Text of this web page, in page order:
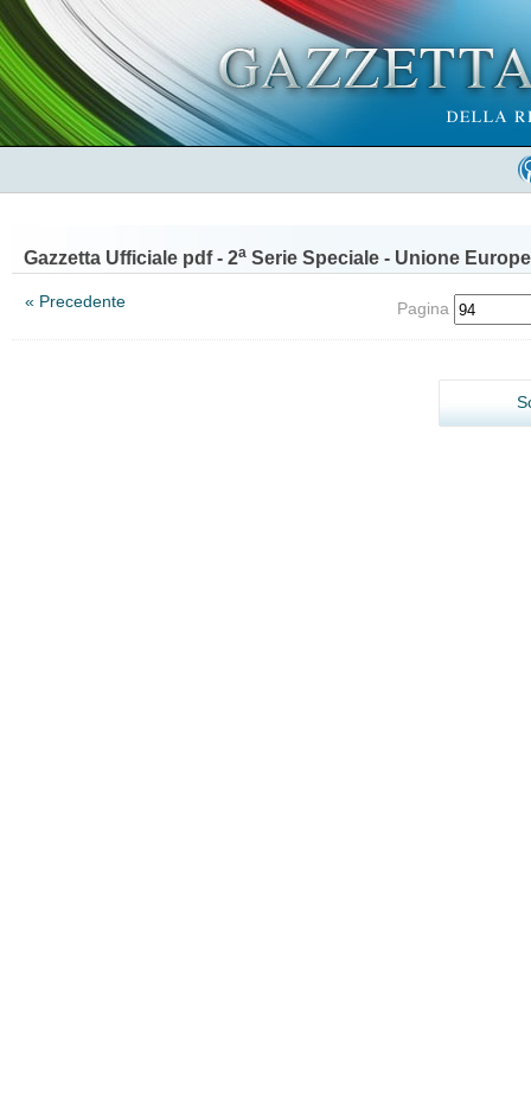
Gazzetta Ufficiale pdf - 2a Serie Speciale - Unione
« Precedente Pagina